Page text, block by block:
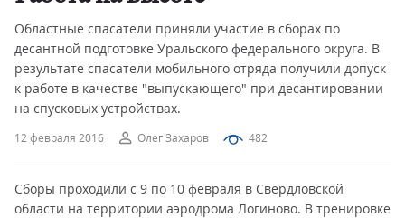
12 февраля 2016 Олег Захаров 482
Областные спасатели приняли участие в сборах по
десантной подготовке Уральского федерального округа. В
результате спасатели мобильного отряда получили допуск
к работе в качестве "выпускающего" при десантировании
на спусковых устройствах.
Сборы проходили с 9 по 10 февраля в Свердловской
области на территории аэродрома Логиново. В тренировке